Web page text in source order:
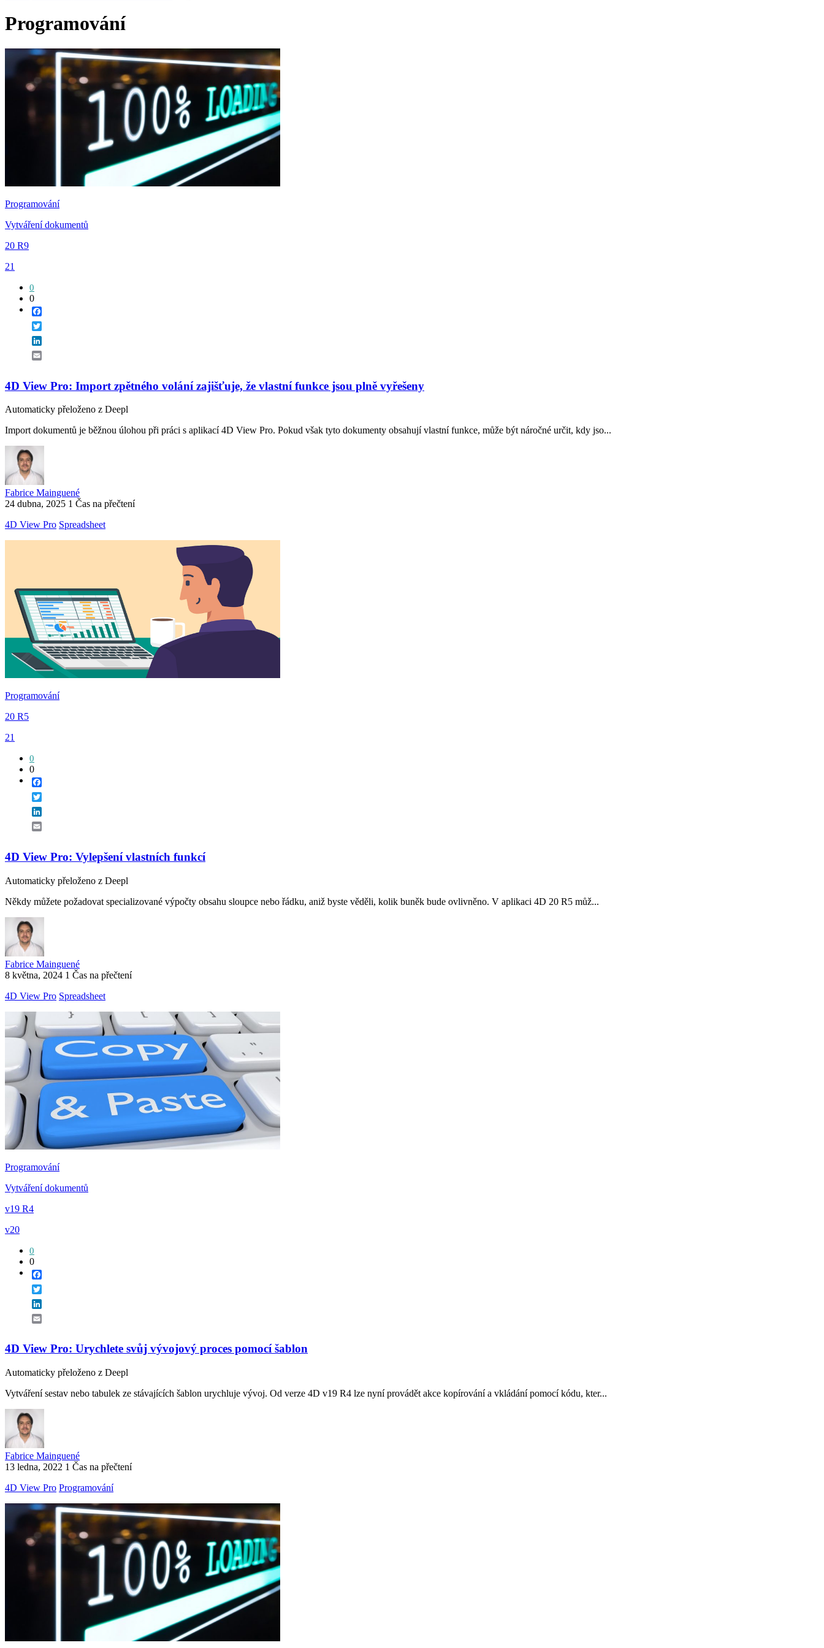
Programování
Programování
Vytváření dokumentů
20 R9
21
0
0
4D View Pro: Import zpětného volání zajišťuje, že vlastní funkce jsou plně vyřešeny
Automaticky přeloženo z Deepl
Import dokumentů je běžnou úlohou při práci s aplikací 4D View Pro. Pokud však tyto dokumenty obsahují vlastní funkce, může být náročné určit, kdy jso...
Fabrice Mainguené
24 dubna, 2025 1 Čas na přečtení
4D View Pro Spreadsheet
Programování
20 R5
21
0
0
4D View Pro: Vylepšení vlastních funkcí
Automaticky přeloženo z Deepl
Někdy můžete požadovat specializované výpočty obsahu sloupce nebo řádku, aniž byste věděli, kolik buněk bude ovlivněno. V aplikaci 4D 20 R5 můž...
Fabrice Mainguené
8 května, 2024 1 Čas na přečtení
4D View Pro Spreadsheet
Programování
Vytváření dokumentů
v19 R4
v20
0
0
4D View Pro: Urychlete svůj vývojový proces pomocí šablon
Automaticky přeloženo z Deepl
Vytváření sestav nebo tabulek ze stávajících šablon urychluje vývoj. Od verze 4D v19 R4 lze nyní provádět akce kopírování a vkládání pomocí kódu, kter...
Fabrice Mainguené
13 ledna, 2022 1 Čas na přečtení
4D View Pro Programování